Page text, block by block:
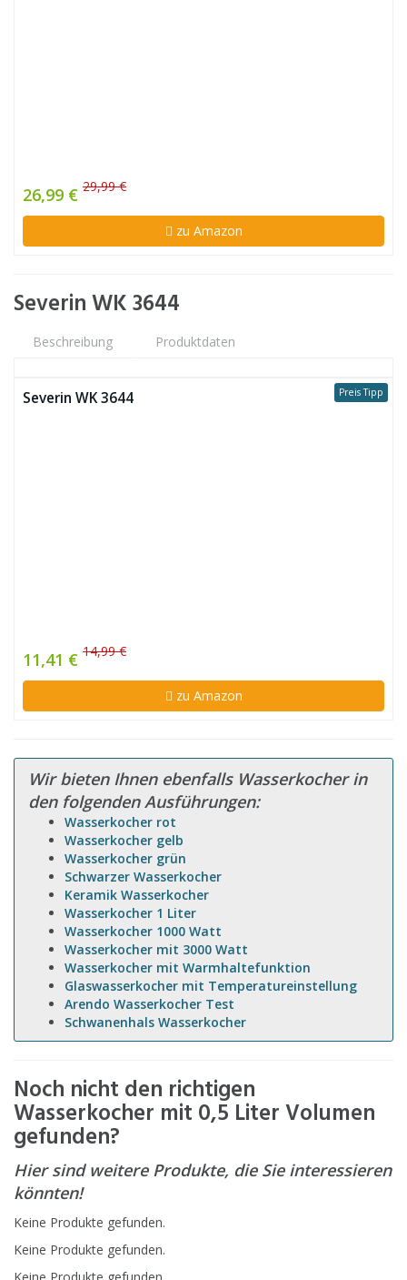
26,99 € 29,99 €
zu Amazon
Severin WK 3644
Beschreibung Produktdaten
Preis Tipp
Severin WK 3644
11,41 € 14,99 €
zu Amazon
Wir bieten Ihnen ebenfalls Wasserkocher in
den folgenden Ausführungen:
Wasserkocher rot
Wasserkocher gelb
Wasserkocher grün
Schwarzer Wasserkocher
Keramik Wasserkocher
Wasserkocher 1 Liter
Wasserkocher 1000 Watt
Wasserkocher mit 3000 Watt
Wasserkocher mit Warmhaltefunktion
Glaswasserkocher mit Temperatureinstellung
Arendo Wasserkocher Test
Schwanenhals Wasserkocher
Noch nicht den richtigen
Wasserkocher mit 0,5 Liter Volumen
gefunden?
Hier sind weitere Produkte, die Sie interessieren
könnten!
Keine Produkte gefunden.
Keine Produkte gefunden.